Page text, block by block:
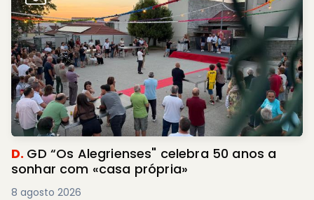
D. GD “Os Alegrienses" celebra 50 anos a
sonhar com «casa própria»
8 agosto 2026